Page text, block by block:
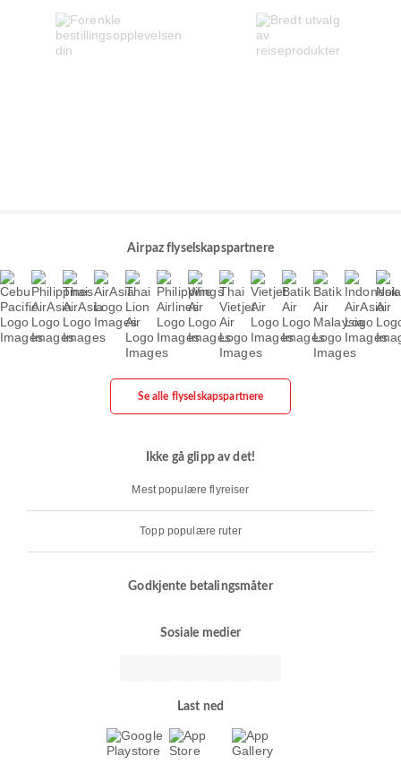
Airpaz flyselskapspartnere
Se alle flyselskapspartnere
Ikke gå glipp av det!
Mest populære flyreiser
Topp populære ruter
Godkjente betalingsmåter
Sosiale medier
Last ned